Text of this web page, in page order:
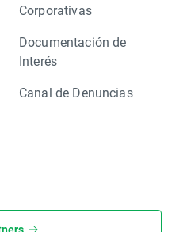
Corporativas
Documentación de
Interés
Canal de Denuncias